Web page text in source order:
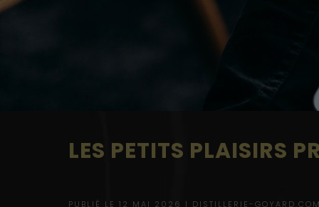
LES PETITS PLAISIRS
PUBLIÉ LE 12 MAI 2026 | DISTILLERIE-